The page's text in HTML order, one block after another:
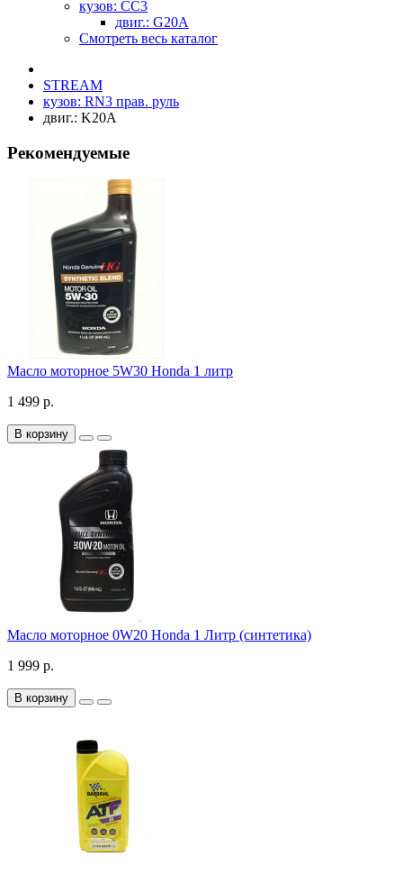
кузов: CC3
двиг.: G20A
Смотреть весь каталог
STREAM
кузов: RN3 прав. руль
двиг.: K20A
Рекомендуемые
Масло моторное 5W30 Honda 1 литр
1 499 р.
В корзину
Масло моторное 0W20 Honda 1 Литр (синтетика)
1 999 р.
В корзину